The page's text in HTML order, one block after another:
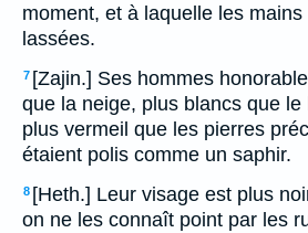
moment, et à laquelle les
lassées.
7 [Zajin.] Ses hommes
que la neige, plus blancs que
plus vermeil que les pierres
étaient polis comme un saphir.
8 [Heth.] Leur visage est plus
on ne les connaît point par les